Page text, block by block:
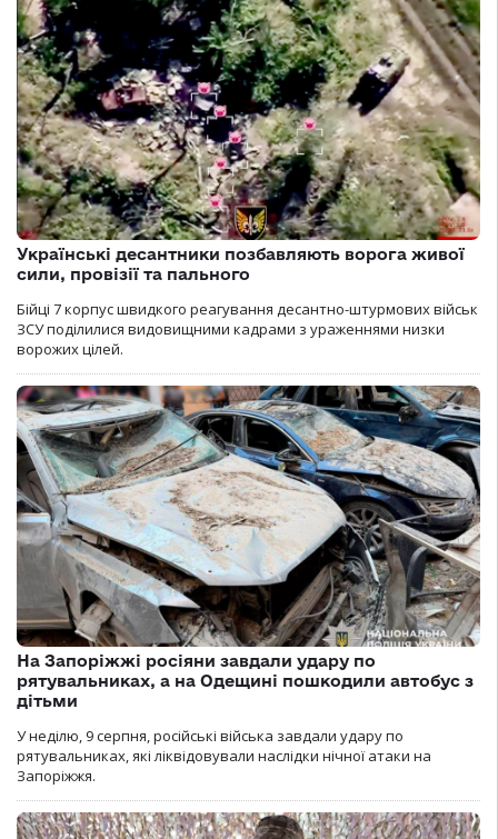
Українські десантники позбавляють ворога живої
сили, провізії та пального
Бійці 7 корпус швидкого реагування десантно-штурмових військ
ЗСУ поділилися видовищними кадрами з ураженнями низки
ворожих цілей.
На Запоріжжі росіяни завдали удару по
рятувальниках, а на Одещині пошкодили автобус з
дітьми
У неділю, 9 серпня, російські війська завдали удару по
рятувальниках, які ліквідовували наслідки нічної атаки на
Запоріжжя.